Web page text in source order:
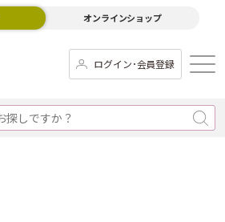
オンラインショップ
ログイン･会員登録